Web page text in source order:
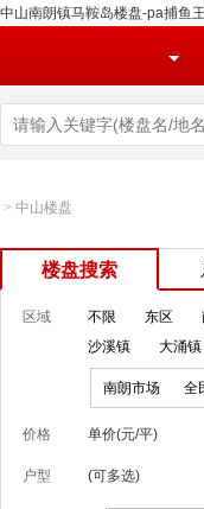
中山南朗镇马鞍岛楼盘-pa捕鱼
> 中山楼盘
楼盘搜索
区域 不限 东区
沙溪镇
大涌镇
南朗市场 全
价格 单价(元/平)
户型 (可多选)